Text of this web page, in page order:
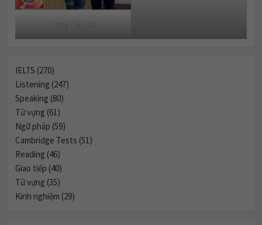
Thuy Tien 7.0
IELTS (270)
Listening (247)
Speaking (80)
Từ vựng (61)
Ngữ pháp (59)
Cambridge Tests (51)
Reading (46)
Giao tiếp (40)
Từ vựng (35)
Kinh nghiệm (29)